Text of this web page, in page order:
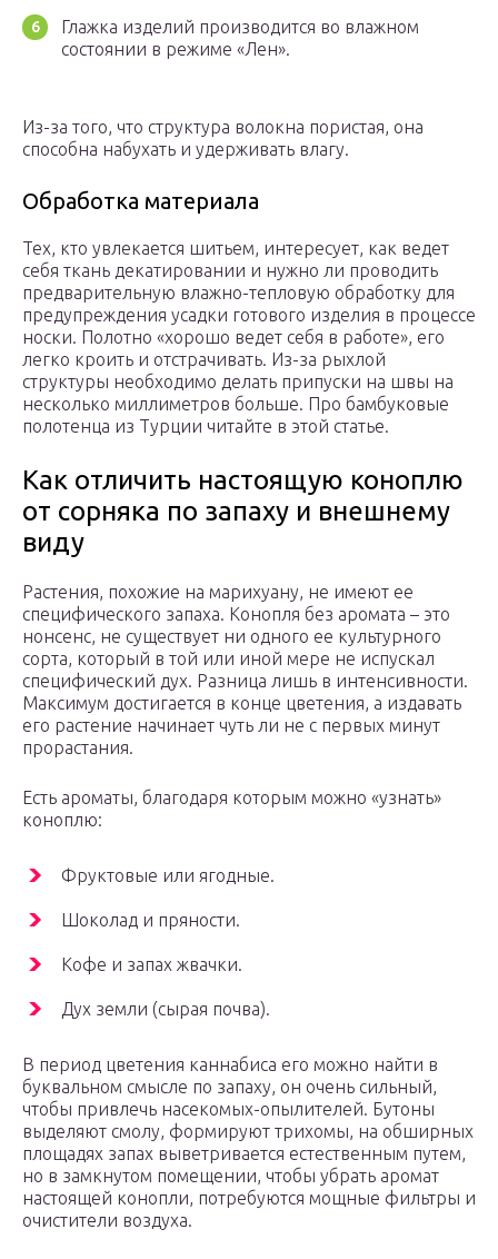
Глажка изделий производится во влажном
состоянии в режиме «Лен».
Из-за того, что структура волокна пористая, она
способна набухать и удерживать влагу.
Обработка материала
Тех, кто увлекается шитьем, интересует, как ведет
себя ткань декатировании и нужно ли проводить
предварительную влажно-тепловую обработку для
предупреждения усадки готового изделия в процессе
носки. Полотно «хорошо ведет себя в работе», его
легко кроить и отстрачивать. Из-за рыхлой
структуры необходимо делать припуски на швы на
несколько миллиметров больше. Про бамбуковые
полотенца из Турции читайте в этой статье.
Как отличить настоящую коноплю
от сорняка по запаху и внешнему
виду
Растения, похожие на марихуану, не имеют ее
специфического запаха. Конопля без аромата – это
нонсенс, не существует ни одного ее культурного
сорта, который в той или иной мере не испускал
специфический дух. Разница лишь в интенсивности.
Максимум достигается в конце цветения, а издавать
его растение начинает чуть ли не с первых минут
прорастания.
Есть ароматы, благодаря которым можно «узнать»
коноплю:
Фруктовые или ягодные.
Шоколад и пряности.
Кофе и запах жвачки.
Дух земли (сырая почва).
В период цветения каннабиса его можно найти в
буквальном смысле по запаху, он очень сильный,
чтобы привлечь насекомых-опылителей. Бутоны
выделяют смолу, формируют трихомы, на обширных
площадях запах выветривается естественным путем,
но в замкнутом помещении, чтобы убрать аромат
настоящей конопли, потребуются мощные фильтры и
очистители воздуха.